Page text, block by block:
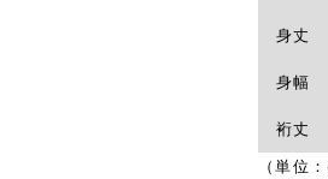
身丈
身幅
裄丈
（単位